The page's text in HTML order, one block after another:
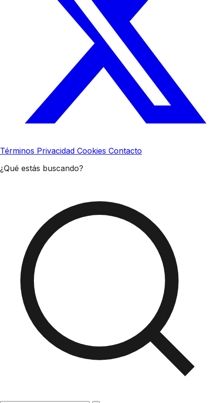
Términos Privacidad Cookies Contacto
¿Qué estás buscando?